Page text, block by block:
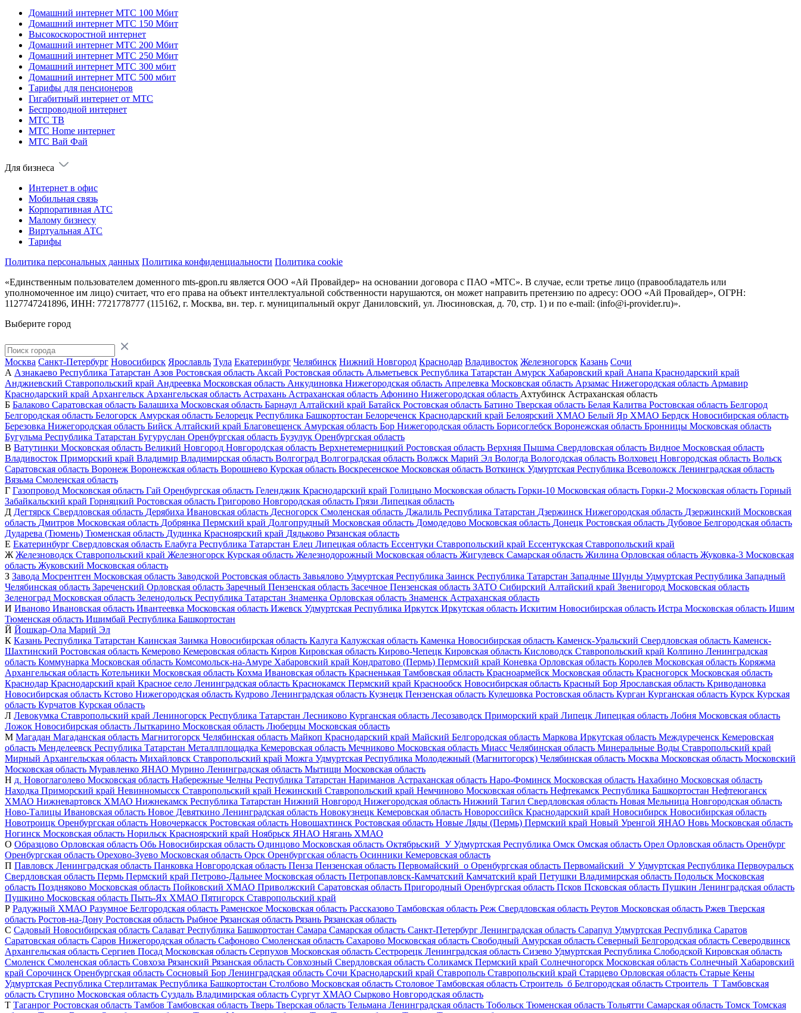
Домашний интернет МТС 100 Мбит
Домашний интернет МТС 150 Мбит
Высокоскоростной интернет
Домашний интернет МТС 200 Мбит
Домашний интернет МТС 250 Мбит
Домашний интернет МТС 300 мбит
Домашний интернет МТС 500 мбит
Тарифы для пенсионеров
Гигабитный интернет от МТС
Беспроводной интернет
МТС ТВ
МТС Home интернет
МТС Вай Фай
Для бизнеса
Интернет в офис
Мобильная связь
Корпоративная АТС
Малому бизнесу
Виртуальная АТС
Тарифы
Политика персональных данных Политика конфиденциальности Политика cookie
«Единственным пользователем доменного mts-gpon.ru является ООО «Ай Провайдер» на основании договора с ПАО «МТС». В случае, если третье лицо (правообладатель или
уполномоченное им лицо) считает, что его права на объект интеллектуальной собственности нарушаются, он может направить претензию по адресу: ООО «Ай Провайдер», ОГРН:
1127747241896, ИНН: 7721778777 (115162, г. Москва, вн. тер. г. муниципальный округ Даниловский, ул. Люсиновская, д. 70, стр. 1) и по e-mail: (info@i-provider.ru)».
Выберите город
Москва Санкт-Петербург Новосибирск Ярославль Тула Екатеринбург Челябинск Нижний Новгород Краснодар Владивосток Железногорск Казань Сочи
А Азнакаево Республика Татарстан Азов Ростовская область Аксай Ростовская область Альметьевск Республика Татарстан Амурск Хабаровский край Анапа Краснодарский край
Анджиевский Ставропольский край Андреевка Московская область Анкудиновка Нижегородская область Апрелевка Московская область Арзамас Нижегородская область Армавир
Краснодарский край Архангельск Архангельская область Астрахань Астраханская область Афонино Нижегородская область Ахтубинск Астраханская область
Б Балаково Саратовская область Балашиха Московская область Барнаул Алтайский край Батайск Ростовская область Батино Тверская область Белая Калитва Ростовская область Белгород
Белгородская область Белогорск Амурская область Белорецк Республика Башкортостан Белореченск Краснодарский край Белоярский ХМАО Белый Яр ХМАО Бердск Новосибирская область
Березовка Нижегородская область Бийск Алтайский край Благовещенск Амурская область Бор Нижегородская область Борисоглебск Воронежская область Бронницы Московская область
Бугульма Республика Татарстан Бугуруслан Оренбургская область Бузулук Оренбургская область
В Ватутинки Московская область Великий Новгород Новгородская область Верхнетемерницкий Ростовская область Верхняя Пышма Свердловская область Видное Московская область
Владивосток Приморский край Владимир Владимирская область Волгоград Волгоградская область Волжск Марий Эл Вологда Вологодская область Волховец Новгородская область Вольск
Саратовская область Воронеж Воронежская область Ворошнево Курская область Воскресенское Московская область Воткинск Удмуртская Республика Всеволожск Ленинградская область
Вязьма Смоленская область
Г Газопровод Московская область Гай Оренбургская область Геленджик Краснодарский край Голицыно Московская область Горки-10 Московская область Горки-2 Московская область Горный
Забайкальский край Горняцкий Ростовская область Григорово Новгородская область Грязи Липецкая область
Д Дегтярск Свердловская область Дерябиха Ивановская область Десногорск Смоленская область Джалиль Республика Татарстан Дзержинск Нижегородская область Дзержинский Московская
область Дмитров Московская область Добрянка Пермский край Долгопрудный Московская область Домодедово Московская область Донецк Ростовская область Дубовое Белгородская область
Дударева (Тюмень) Тюменская область Дудинка Красноярский край Дядьково Рязанская область
Е Екатеринбург Свердловская область Елабуга Республика Татарстан Елец Липецкая область Ессентуки Ставропольский край Ессентукская Ставропольский край
Ж Железноводск Ставропольский край Железногорск Курская область Железнодорожный Московская область Жигулевск Самарская область Жилина Орловская область Жуковка-3 Московская
область Жуковский Московская область
З Завода Мосрентген Московская область Заводской Ростовская область Завьялово Удмуртская Республика Заинск Республика Татарстан Западные Шунды Удмуртская Республика Западный
Челябинская область Зареченский Орловская область Заречный Пензенская область Засечное Пензенская область ЗАТО Сибирский Алтайский край Звенигород Московская область
Зеленоград Московская область Зеленодольск Республика Татарстан Знаменка Орловская область Знаменск Астраханская область
И Иваново Ивановская область Ивантеевка Московская область Ижевск Удмуртская Республика Иркутск Иркутская область Искитим Новосибирская область Истра Московская область Ишим
Тюменская область Ишимбай Республика Башкортостан
Й Йошкар-Ола Марий Эл
К Казань Республика Татарстан Каинская Заимка Новосибирская область Калуга Калужская область Каменка Новосибирская область Каменск-Уральский Свердловская область Каменск-
Шахтинский Ростовская область Кемерово Кемеровская область Киров Кировская область Кирово-Чепецк Кировская область Кисловодск Ставропольский край Колпино Ленинградская
область Коммунарка Московская область Комсомольск-на-Амуре Хабаровский край Кондратово (Пермь) Пермский край Коневка Орловская область Королев Московская область Коряжма
Архангельская область Котельники Московская область Кохма Ивановская область Красненькая Тамбовская область Красноармейск Московская область Красногорск Московская область
Краснодар Краснодарский край Красное село Ленинградская область Краснокамск Пермский край Краснообск Новосибирская область Красный Бор Ярославская область Криводановка
Новосибирская область Кстово Нижегородская область Кудрово Ленинградская область Кузнецк Пензенская область Кулешовка Ростовская область Курган Курганская область Курск Курская
область Курчатов Курская область
Л Левокумка Ставропольский край Лениногорск Республика Татарстан Лесниково Курганская область Лесозаводск Приморский край Липецк Липецкая область Лобня Московская область
Ложок Новосибирская область Лыткарино Московская область Люберцы Московская область
М Магадан Магаданская область Магнитогорск Челябинская область Майкоп Краснодарский край Майский Белгородская область Маркова Иркутская область Междуреченск Кемеровская
область Менделеевск Республика Татарстан Металлплощадка Кемеровская область Мечниково Московская область Миасс Челябинская область Минеральные Воды Ставропольский край
Мирный Архангельская область Михайловск Ставропольский край Можга Удмуртская Республика Молодежный (Магнитогорск) Челябинская область Москва Московская область Московский
Московская область Муравленко ЯНАО Мурино Ленинградская область Мытищи Московская область
Н д. Новоглаголево Московская область Набережные Челны Республика Татарстан Нариманов Астраханская область Наро-Фоминск Московская область Нахабино Московская область
Находка Приморский край Невинномысск Ставропольский край Нежинский Ставропольский край Немчиново Московская область Нефтекамск Республика Башкортостан Нефтеюганск
ХМАО Нижневартовск ХМАО Нижнекамск Республика Татарстан Нижний Новгород Нижегородская область Нижний Тагил Свердловская область Новая Мельница Новгородская область
Ново-Талицы Ивановская область Новое Девяткино Ленинградская область Новокузнецк Кемеровская область Новороссийск Краснодарский край Новосибирск Новосибирская область
Новотроицк Оренбургская область Новочеркасск Ростовская область Новошахтинск Ростовская область Новые Ляды (Пермь) Пермский край Новый Уренгой ЯНАО Новь Московская область
Ногинск Московская область Норильск Красноярский край Ноябрьск ЯНАО Нягань ХМАО
О Образцово Орловская область Обь Новосибирская область Одинцово Московская область Октябрьский_У Удмуртская Республика Омск Омская область Орел Орловская область Оренбург
Оренбургская область Орехово-Зуево Московская область Орск Оренбургская область Осинники Кемеровская область
П Павловск Ленинградская область Панковка Новгородская область Пенза Пензенская область Первомайский_о Оренбургская область Первомайский_У Удмуртская Республика Первоуральск
Свердловская область Пермь Пермский край Петрово-Дальнее Московская область Петропавловск-Камчатский Камчатский край Петушки Владимирская область Подольск Московская
область Поздняково Московская область Пойковский ХМАО Приволжский Саратовская область Пригородный Оренбургская область Псков Псковская область Пушкин Ленинградская область
Пушкино Московская область Пыть-Ях ХМАО Пятигорск Ставропольский край
Р Радужный ХМАО Разумное Белгородская область Раменское Московская область Рассказово Тамбовская область Реж Свердловская область Реутов Московская область Ржев Тверская
область Ростов-на-Дону Ростовская область Рыбное Рязанская область Рязань Рязанская область
С Садовый Новосибирская область Салават Республика Башкортостан Самара Самарская область Санкт-Петербург Ленинградская область Сарапул Удмуртская Республика Саратов
Саратовская область Саров Нижегородская область Сафоново Смоленская область Сахарово Московская область Свободный Амурская область Северный Белгородская область Северодвинск
Архангельская область Сергиев Посад Московская область Серпухов Московская область Сестрорецк Ленинградская область Сизево Удмуртская Республика Слободской Кировская область
Смоленск Смоленская область Совхоза Рязанский Рязанская область Совхозный Свердловская область Соликамск Пермский край Солнечногорск Московская область Солнечный Хабаровский
край Сорочинск Оренбургская область Сосновый Бор Ленинградская область Сочи Краснодарский край Ставрополь Ставропольский край Старцево Орловская область Старые Кены
Удмуртская Республика Стерлитамак Республика Башкортостан Столбово Московская область Столовое Тамбовская область Строитель_б Белгородская область Строитель_Т Тамбовская
область Ступино Московская область Суздаль Владимирская область Сургут ХМАО Сырково Новгородская область
Т Таганрог Ростовская область Тамбов Тамбовская область Тверь Тверская область Тельмана Ленинградская область Тобольск Тюменская область Тольятти Самарская область Томск Томская